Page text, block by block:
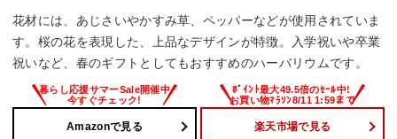
花材には、あじさいやかすみ草、ペッパーなどが使用されていま
す。桜の花を表現した、上品なデザインが特徴。入学祝いや卒業
祝いなど、春のギフトとしてもおすすめのハーバリウムです。
Amazonで見る 楽天市場で見る